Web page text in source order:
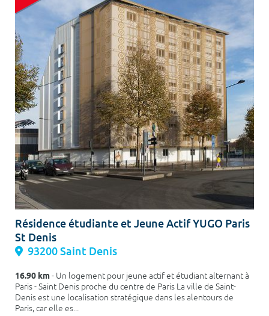
Résidence étudiante et Jeune Actif YUGO Paris
St Denis
93200 Saint Denis
16.90 km- Un logement pour jeune actif et étudiant alternant à
Paris - Saint Denis proche du centre de Paris La ville de Saint-
Denis est une localisation stratégique dans les alentours de
Paris, car elle es...